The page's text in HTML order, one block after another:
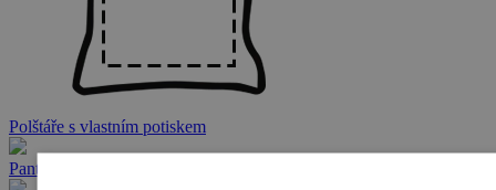
Polštáře s vlastním potiskem
Pantofle s vlastním potiskem